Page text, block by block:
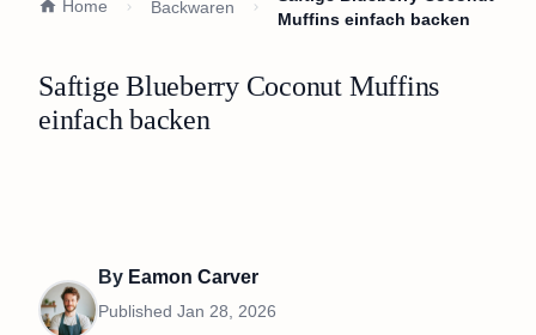
Home Backwaren
Muffins einfach backen
Saftige Blueberry Coconut Muffins
einfach backen
By Eamon Carver
Published Jan 28, 2026